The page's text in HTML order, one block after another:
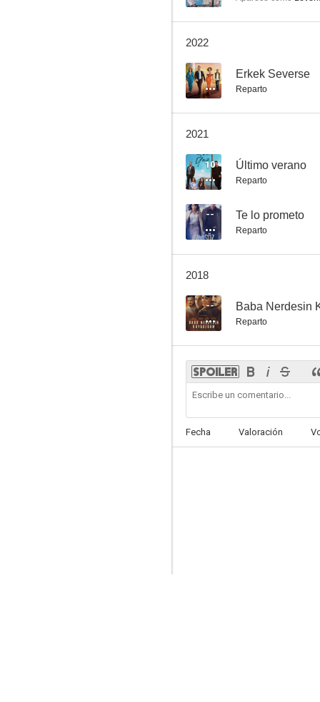
2022
-- Erkek Severse
Reparto
2021
10 Último verano
Reparto
-- Te lo prometo
Reparto
2018
-- Baba Nerdesin
Reparto
Fecha Valoración